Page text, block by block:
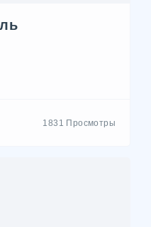
1831 Просмотры